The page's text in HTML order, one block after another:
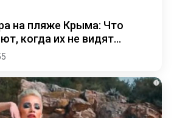
на пляже Крыма: Что
когда их не видят...
i